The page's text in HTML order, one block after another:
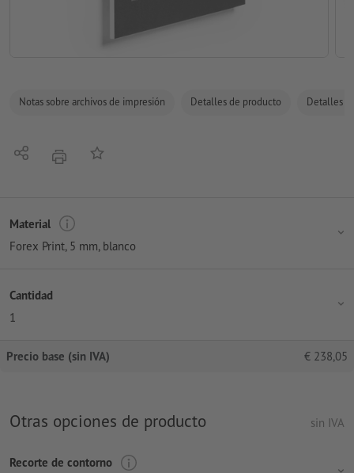
Notas sobre archivos de impresión Detalles de producto Detalles
CompartirimprimirAñadir a lista de favoritos
Material
Forex Print, 5 mm, blanco
Cantidad
1
Precio base (sin IVA) € 238,05
Otras opciones de producto sin IVA
Recorte de contorno